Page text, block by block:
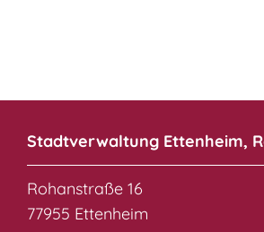
Stadtverwaltung Ettenheim,
Rohanstraße 16
77955 Ettenheim